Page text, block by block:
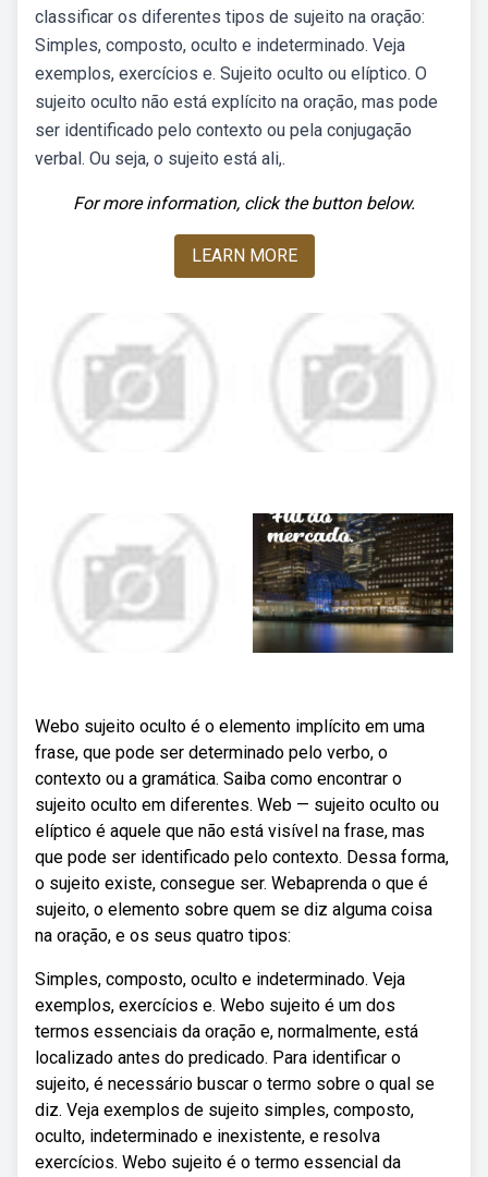
classificar os diferentes tipos de sujeito na oração:
Simples, composto, oculto e indeterminado. Veja
exemplos, exercícios e. Sujeito oculto ou elíptico. O
sujeito oculto não está explícito na oração, mas pode
ser identificado pelo contexto ou pela conjugação
verbal. Ou seja, o sujeito está ali,.
For more information, click the button below.
LEARN MORE
Webo sujeito oculto é o elemento implícito em uma
frase, que pode ser determinado pelo verbo, o
contexto ou a gramática. Saiba como encontrar o
sujeito oculto em diferentes. Web — sujeito oculto ou
elíptico é aquele que não está visível na frase, mas
que pode ser identificado pelo contexto. Dessa forma,
o sujeito existe, consegue ser. Webaprenda o que é
sujeito, o elemento sobre quem se diz alguma coisa
na oração, e os seus quatro tipos:
Simples, composto, oculto e indeterminado. Veja
exemplos, exercícios e. Webo sujeito é um dos
termos essenciais da oração e, normalmente, está
localizado antes do predicado. Para identificar o
sujeito, é necessário buscar o termo sobre o qual se
diz. Veja exemplos de sujeito simples, composto,
oculto, indeterminado e inexistente, e resolva
exercícios. Webo sujeito é o termo essencial da